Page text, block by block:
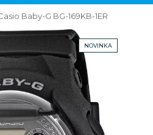
Baby-G BG-169KB-1ER
NOVINKA